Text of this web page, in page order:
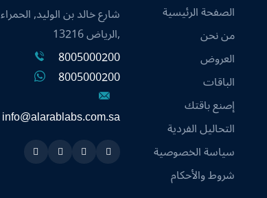
الصفحة الرئيسية
من نحن
العروض
الباقات
إصنع باقتك
التحاليل الفردية
سياسة الخصوصية
شروط والأحكام
شارع خالد بن الوليد, الحمراء
,الرياض 13216
8005000200
8005000200
info@alarablabs.com.sa
Snapchat
Twitter
Linkedin
Instagram